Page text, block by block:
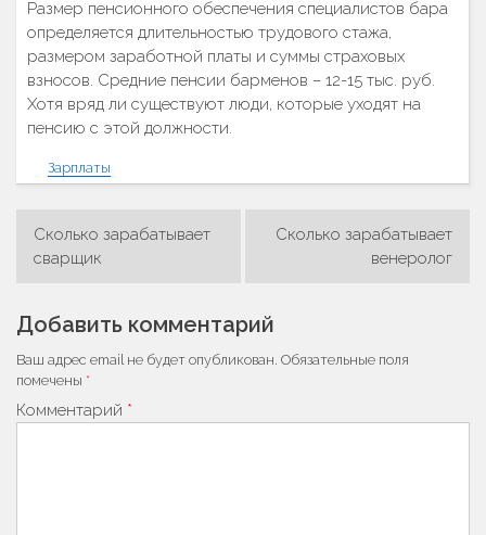
Размер пенсионного обеспечения специалистов бара
определяется длительностью трудового стажа,
размером заработной платы и суммы страховых
взносов. Средние пенсии барменов – 12-15 тыс. руб.
Хотя вряд ли существуют люди, которые уходят на
пенсию с этой должности.
Зарплаты
Навигация
записям
Сколько зарабатывает
сварщик
Сколько зарабатывает
венеролог
Добавить комментарий
Ваш адрес email не будет опубликован. Обязательные поля
помечены *
Комментарий *